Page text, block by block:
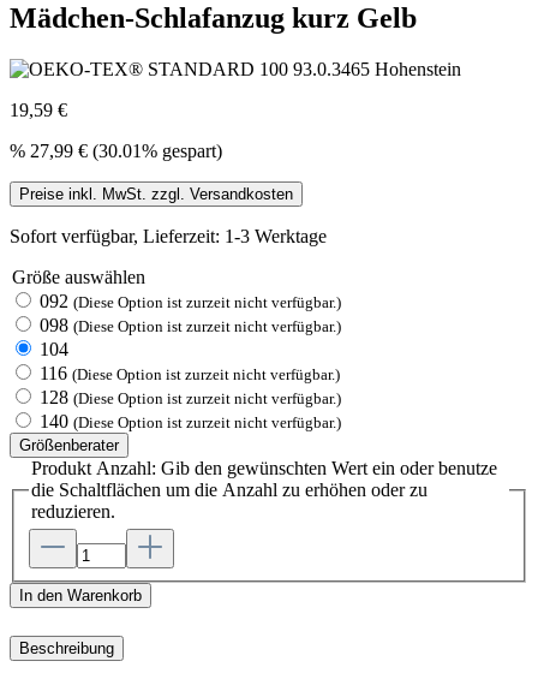
Mädchen-Schlafanzug kurz Gelb
19,59 €
% 27,99 € (30.01% gespart)
Preise inkl. MwSt. zzgl. Versandkosten
Sofort verfügbar, Lieferzeit: 1-3 Werktage
Größe auswählen
092 (Diese Option ist zurzeit nicht verfügbar.)
098 (Diese Option ist zurzeit nicht verfügbar.)
104
116 (Diese Option ist zurzeit nicht verfügbar.)
128 (Diese Option ist zurzeit nicht verfügbar.)
140 (Diese Option ist zurzeit nicht verfügbar.)
Größenberater
Produkt Anzahl: Gib den gewünschten Wert ein oder benutze
die Schaltflächen um die Anzahl zu erhöhen oder zu
reduzieren.
In den Warenkorb
Beschreibung